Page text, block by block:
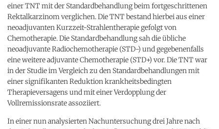
einer TNT mit der Standardbehandlung beim fortgeschrittenen
Rektalkarzinom verglichen. Die TNT bestand hierbei aus einer
neoadjuvanten Kurzzeit-Strahlentherapie gefolgt von
Chemotherapie. Die Standardbehandlung sah die übliche
neoadjuvante Radiochemotherapie (STD-) und gegebenenfalls
eine weitere adjuvante Chemotherapie (STD+) vor. Die TNT war
in der Studie im Vergleich zu den Standardbehandlungen mit
einer signifikanten Reduktion krankheitsbedingten
Therapieversagens und mit einer Verdopplung der
Vollremissionsrate assoziiert.
In einer nun analysierten Nachuntersuchung drei Jahre nach